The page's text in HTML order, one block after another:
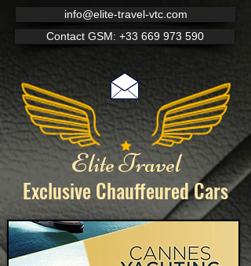
info@elite-travel-vtc.com
Contact GSM: +33 669 973 590
Elite Travel
Exclusive ChauffeuredCars